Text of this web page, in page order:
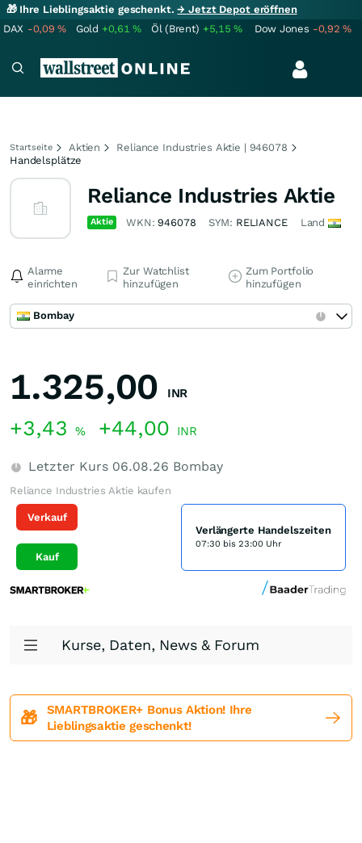
🎁 Ihre Lieblingsaktie geschenkt.→ Jetzt Depot eröffnen
DAX -0,09% Gold +0,61% Öl (Brent) +5,15% Dow Jones -0,92%
Startseite Aktien
Reliance Industries Aktie | 946078
Handelsplätze
Reliance Industries Aktie
Aktie WKN:946078 SYM: RELIANCE Land
Alarme
einrichten
Zur Watchlist
hinzufügen
Zum Portfolio
hinzufügen
Bombay
1.325,00 INR
+3,43 % +44,00 INR
Letzter Kurs 06.08.26 Bombay
Reliance Industries Aktie kaufen
Verkauf
Kauf
Verlängerte Handelszeiten
07:30 bis 23:00 Uhr
Kurse, Daten, News & Forum
🎁
SMARTBROKER+ Bonus Aktion! Ihre
Lieblingsaktie geschenkt!